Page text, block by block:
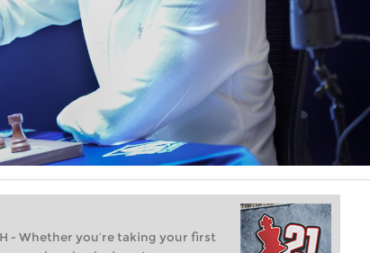
- Whether you’re taking your first